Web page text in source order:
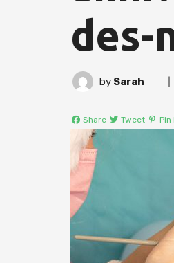
des-
by Sarah
Share Tweet Pin